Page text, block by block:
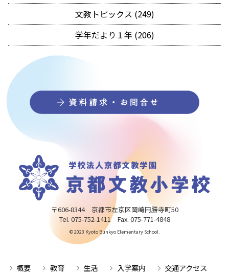
文教トピックス (249)
学年だより１年 (206)
〒606-8344 京都市左京区岡崎円勝寺町50
Tel. 075-752-1411 Fax. 075-771-4848
© 2023 Kyoto Bunkyo Elementary School.
概要 教育 生活 入学案内 交通アクセス